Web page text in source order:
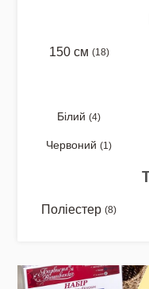
NEW -
150 см (18)
Білий(4)
Червоний(1)
Поліестер(8)